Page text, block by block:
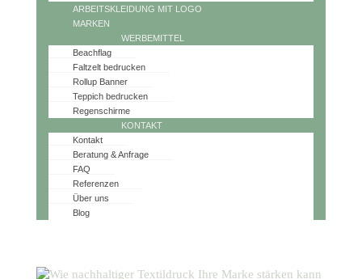
ARBEITSKLEIDUNG MIT LOGO
MARKEN
WERBEMITTEL
Beachflag
Faltzelt bedrucken
Rollup Banner
Teppich bedrucken
Regenschirme
KONTAKT
Kontakt
Beratung & Anfrage
FAQ
Referenzen
Über uns
Blog